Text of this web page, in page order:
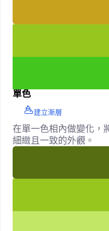
單色
建立漸層
在單一色相內做變化
細緻且一致的外觀。